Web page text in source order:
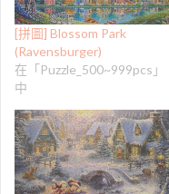
[拼圖] Blossom Park
(Ravensburger)
在「Puzzle_500~999pcs」
中